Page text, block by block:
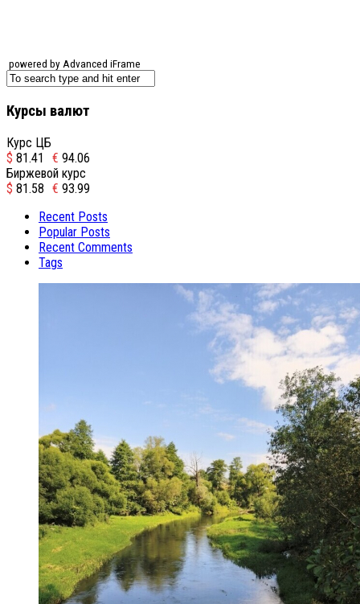
powered by Advanced iFrame
Курсы валют
Курс ЦБ
$ 81.41 € 94.06
Биржевой курс
$ 81.58 € 93.99
Recent Posts
Popular Posts
Recent Comments
Tags